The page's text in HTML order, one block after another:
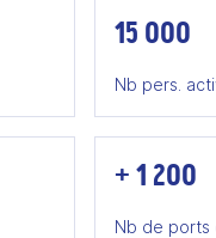
15 000
Nb pers.
+ 1 200
Nb de ports